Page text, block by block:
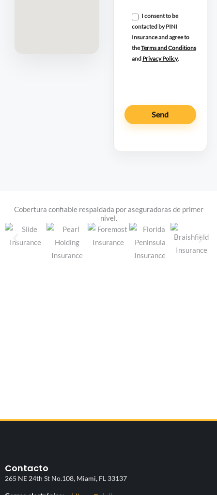
I consent to be
contacted by PINI
Insurance and agree to
theTerms and Conditions
and Privacy Policy.
Cobertura confiable respaldada por aseguradoras de primer
nivel.
Contacto
265 NE 24th St No.108, Miami, FL 33137